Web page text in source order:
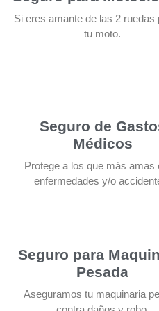
Si eres amante de las 2 ruedas
tu moto.
Seguro de
Médicos
Protege a los que más amas
enfermedades y/o
Seguro para
Pesada
Aseguramos tu maquinaria